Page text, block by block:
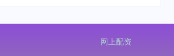
网上配资